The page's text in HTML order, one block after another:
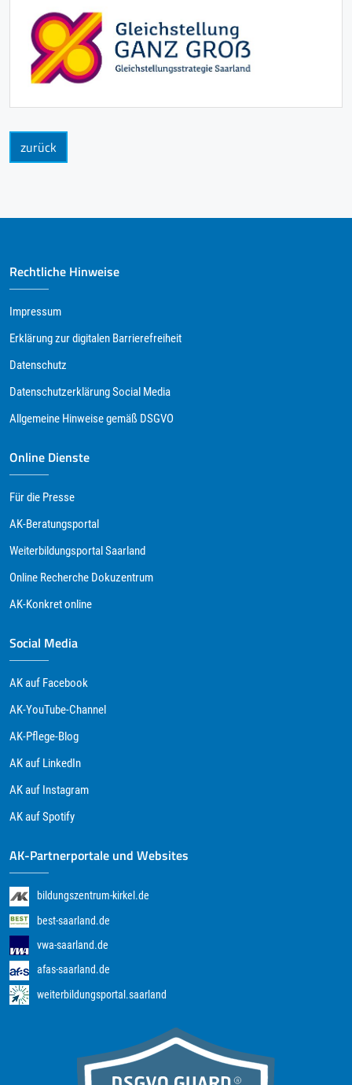
zurück
Rechtliche Hinweise
Impressum
Erklärung zur digitalen Barrierefreiheit
Datenschutz
Datenschutzerklärung Social Media
Allgemeine Hinweise gemäß DSGVO
Online Dienste
Für die Presse
AK-Beratungsportal
Weiterbildungsportal Saarland
Online Recherche Dokuzentrum
AK-Konkret online
Social Media
AK auf Facebook
AK-YouTube-Channel
AK-Pflege-Blog
AK auf LinkedIn
AK auf Instagram
AK auf Spotify
AK-Partnerportale und Websites
bildungszentrum-kirkel.de
best-saarland.de
vwa-saarland.de
afas-saarland.de
weiterbildungsportal.saarland